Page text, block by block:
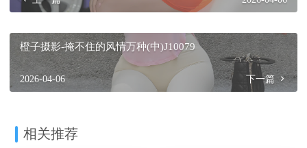
橙子摄影-掩不住的风情万种(中)J10079
2026-04-06 下一篇
相关推荐